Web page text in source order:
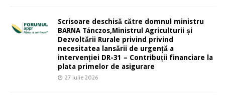
Scrisoare deschisă către domnul ministru
BARNA Tánczos,Ministrul Agriculturii și
Dezvoltării Rurale privind privind
necesitatea lansării de urgență a
intervenției DR-31 – Contribuții financiare la
plata primelor de asigurare
27 iulie 2026